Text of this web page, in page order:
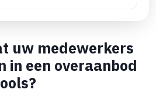
uw medewerkers
in een overaanbod